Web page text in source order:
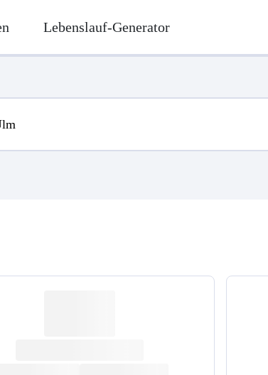
Lebenslauf-Generator